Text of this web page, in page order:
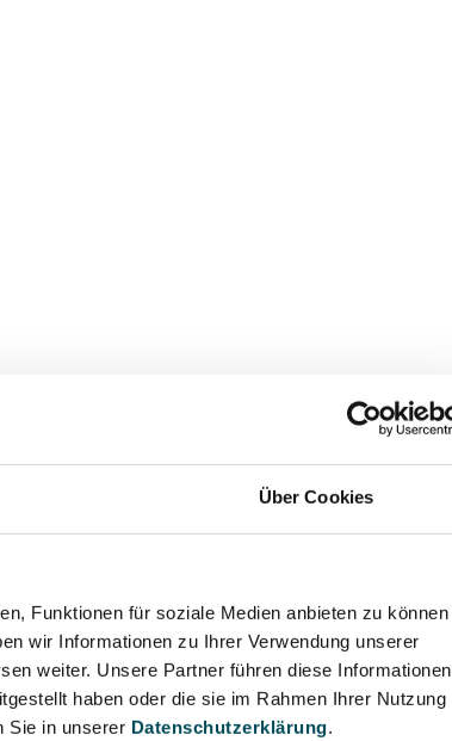
Über Cookies
Funktionen für soziale Medien anbieten zu können
wir Informationen zu Ihrer Verwendung unserer
weiter. Unsere Partner führen diese Informationen
haben oder die sie im Rahmen Ihrer Nutzung
Sie in unserer Datenschutzerklärung.
Vorverkauf ab 2. Juni 2026.